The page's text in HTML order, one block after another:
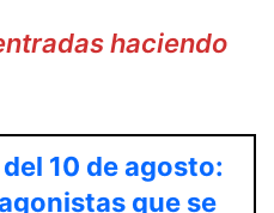
haciendo
del 10 de agosto:
que se